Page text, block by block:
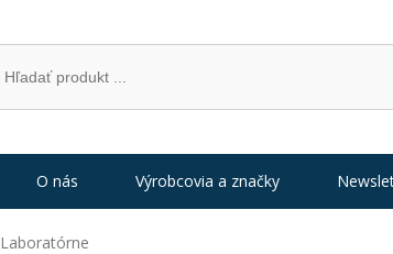
Laboratórne
O nás Výrobcovia a značky